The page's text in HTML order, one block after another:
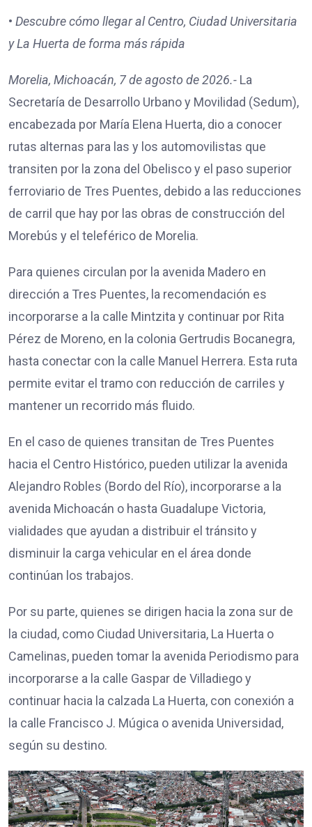
• Descubre cómo llegar al Centro, Ciudad Universitaria
y La Huerta de forma más rápida
Morelia, Michoacán, 7 de agosto de 2026.- La
Secretaría de Desarrollo Urbano y Movilidad (Sedum),
encabezada por María Elena Huerta, dio a conocer
rutas alternas para las y los automovilistas que
transiten por la zona del Obelisco y el paso superior
ferroviario de Tres Puentes, debido a las reducciones
de carril que hay por las obras de construcción del
Morebús y el teleférico de Morelia.
Para quienes circulan por la avenida Madero en
dirección a Tres Puentes, la recomendación es
incorporarse a la calle Mintzita y continuar por Rita
Pérez de Moreno, en la colonia Gertrudis Bocanegra,
hasta conectar con la calle Manuel Herrera. Esta ruta
permite evitar el tramo con reducción de carriles y
mantener un recorrido más fluido.
En el caso de quienes transitan de Tres Puentes
hacia el Centro Histórico, pueden utilizar la avenida
Alejandro Robles (Bordo del Río), incorporarse a la
avenida Michoacán o hasta Guadalupe Victoria,
vialidades que ayudan a distribuir el tránsito y
disminuir la carga vehicular en el área donde
continúan los trabajos.
Por su parte, quienes se dirigen hacia la zona sur de
la ciudad, como Ciudad Universitaria, La Huerta o
Camelinas, pueden tomar la avenida Periodismo para
incorporarse a la calle Gaspar de Villadiego y
continuar hacia la calzada La Huerta, con conexión a
la calle Francisco J. Múgica o avenida Universidad,
según su destino.